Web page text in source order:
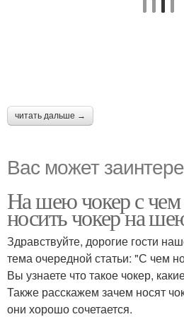
читать дальше →
Вас может
На шею чокер с
носить чокер на
Здравствуйте, дорогие гости
тема очередной статьи: "С чем
Вы узнаете что такое чокер,
Также расскажем зачем носят
они хорошо сочетается.